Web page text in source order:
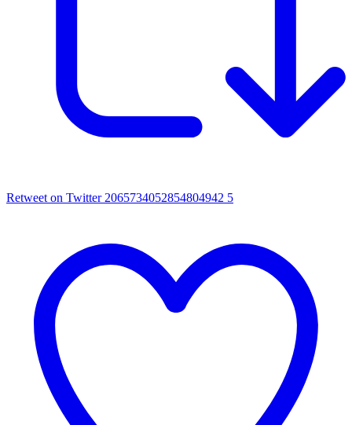
Retweet on Twitter 2065734052854804942 5